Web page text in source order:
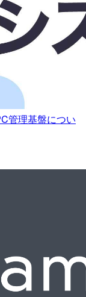
管理基盤につい